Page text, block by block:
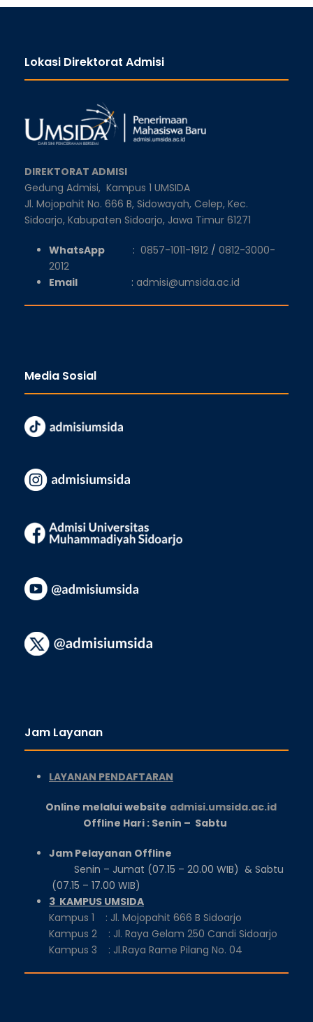
Lokasi Direktorat Admisi
DIREKTORAT ADMISI
Gedung Admisi, Kampus 1 UMSIDA
Jl. Mojopahit No. 666 B, Sidowayah, Celep, Kec.
Sidoarjo, Kabupaten Sidoarjo, Jawa Timur 61271
WhatsApp : 0857-1011-1912 / 0812-3000-
2012
Email
: admisi@umsida.ac.id
Media Sosial
Jam Layanan
LAYANAN PENDAFTARAN
Online melalui website admisi.umsida.ac.id
Offline Hari : Senin – Sabtu
Jam Pelayanan Offline
Senin – Jumat (07.15 – 20.00 WIB) & Sabtu
(07.15 – 17.00 WIB)
3 KAMPUS UMSIDA
Kampus 1 : Jl. Mojopahit 666 B Sidoarjo
Kampus 2 : Jl. Raya Gelam 250 Candi Sidoarjo
Kampus 3 : Jl.Raya Rame Pilang No. 04